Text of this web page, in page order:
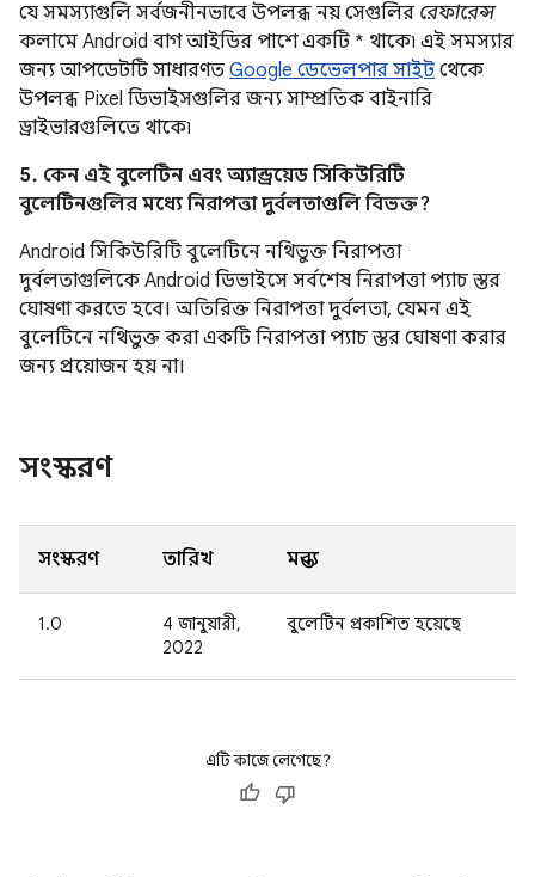
যে সমস্যাগুলি সর্বজনীনভাবে উপলব্ধ নয় সেগুলির রেফারেন্স
কলামে Android বাগ আইডির পাশে একটি * থাকে৷ এই সমস্যার
জন্য আপডেটটি সাধারণত Google ডেভেলপার সাইট থেকে
উপলব্ধ Pixel ডিভাইসগুলির জন্য সাম্প্রতিক বাইনারি
ড্রাইভারগুলিতে থাকে৷
5. কেন এই বুলেটিন এবং অ্যান্ড্রয়েড সিকিউরিটি
বুলেটিনগুলির মধ্যে নিরাপত্তা দুর্বলতাগুলি বিভক্ত?
Android সিকিউরিটি বুলেটিনে নথিভুক্ত নিরাপত্তা
দুর্বলতাগুলিকে Android ডিভাইসে সর্বশেষ নিরাপত্তা প্যাচ স্তর
ঘোষণা করতে হবে। অতিরিক্ত নিরাপত্তা দুর্বলতা, যেমন এই
বুলেটিনে নথিভুক্ত করা একটি নিরাপত্তা প্যাচ স্তর ঘোষণা করার
জন্য প্রয়োজন হয় না।
সংস্করণ
সংস্করণ তারিখ মন্তব্য
1.0
4 জানুয়ারী,
2022
বুলেটিন প্রকাশিত হয়েছে
এটি কাজে লেগেছে?